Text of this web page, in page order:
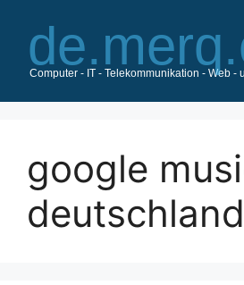
Inhalt
springen
google
deutschland